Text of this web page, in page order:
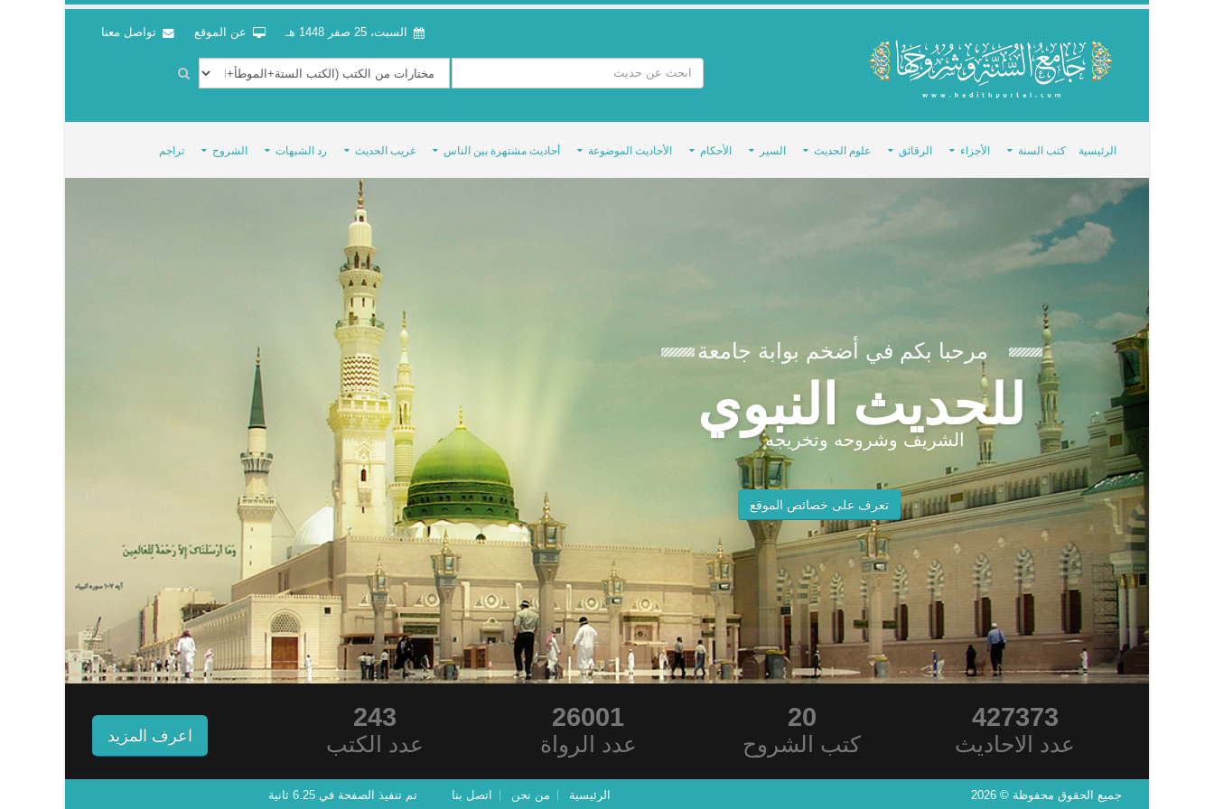
السبت، 25 صفر 1448 هـ عن الموقع تواصل معنا
الرئيسية كتب السنة الأجزاء الرقائق علوم الحديث السير الأحكام الأحاديث الموضوعة أحاديث مشتهرة بين الناس غريب الحديث رد الشبهات الشروح تراجم
مرحبا بكم في أضخم بوابة جامعة
للحديث النبوي
الشريف وشروحه وتخريجه
تعرف على خصائص الموقع
427373
عدد الاحاديث
20
كتب الشروح
26001
عدد الرواة
243
عدد الكتب اعرف المزيد
جميع الحقوق محفوظة © 2026 الرئيسية من نحن اتصل بنا تم تنفيذ الصفحة في 6.25 ثانية